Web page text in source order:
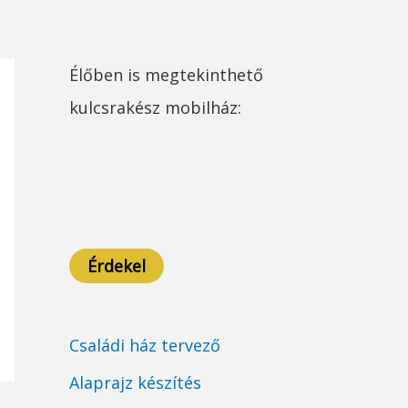
Élőben is megtekinthető
kulcsrakész mobilház:
Érdekel
Családi ház tervező
Alaprajz készítés